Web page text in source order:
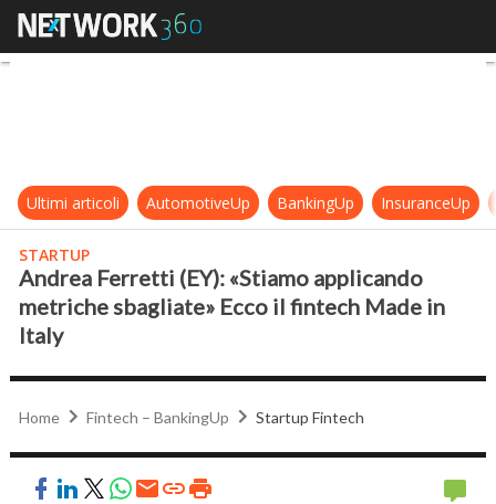
Andrea Ferretti (EY): «Stiamo
Ultimi articoli AutomotiveUp BankingUp InsuranceUp
STARTUP
Andrea Ferretti (EY): «Stiamo applicando
metriche sbagliate» Ecco il fintech Made in
Italy
Home Fintech – BankingUp Startup Fintech